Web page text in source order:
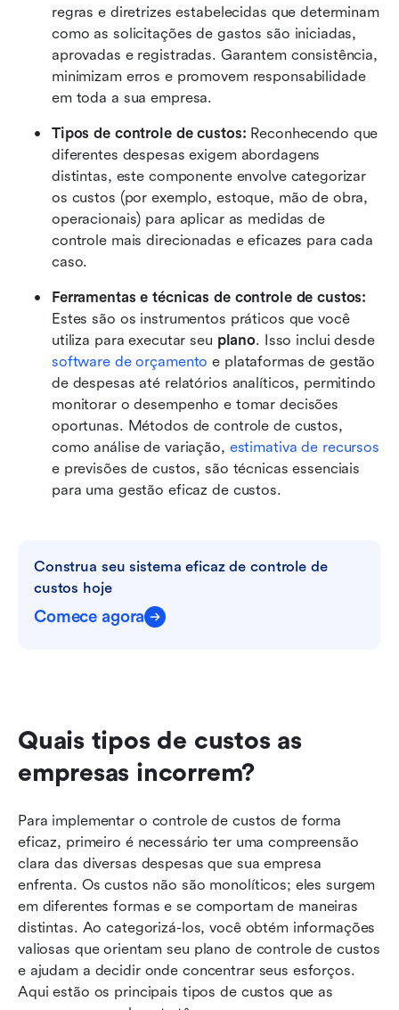
regras e diretrizes estabelecidas que determinam
como as solicitações de gastos são iniciadas,
aprovadas e registradas. Garantem consistência,
minimizam erros e promovem responsabilidade
em toda a sua empresa.
Tipos de controle de custos: Reconhecendo que
diferentes despesas exigem abordagens
distintas, este componente envolve categorizar
os custos (por exemplo, estoque, mão de obra,
operacionais) para aplicar as medidas de
controle mais direcionadas e eficazes para cada
caso.
Ferramentas e técnicas de controle de custos:
Estes são os instrumentos práticos que você
utiliza para executar seu plano
. Isso inclui desde
software de orçamento e plataformas de gestão
de despesas até relatórios analíticos, permitindo
monitorar o desempenho e tomar decisões
oportunas. Métodos de controle de custos,
como análise de variação, estimativa de recursos
e previsões de custos, são técnicas essenciais
para uma gestão eficaz de custos.
Construa seu sistema eficaz de controle de
custos hoje
Comece agora
Quais tipos de custos as
empresas incorrem?
Para implementar o controle de custos de forma
eficaz, primeiro é necessário ter uma compreensão
clara das diversas despesas que sua empresa
enfrenta. Os custos não são monolíticos; eles surgem
em diferentes formas e se comportam de maneiras
distintas. Ao categorizá-los, você obtém informações
valiosas que orientam seu plano de controle de custos
e ajudam a decidir onde concentrar seus esforços.
Aqui estão os principais tipos de custos que as